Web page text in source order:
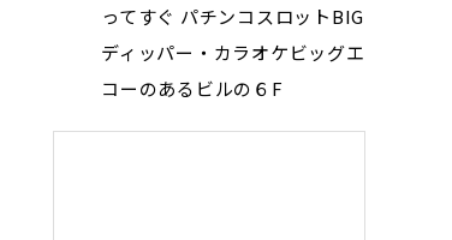
ってすぐ パチンコスロットBIG
ディッパー・カラオケビッグエ
コーのあるビルの６F